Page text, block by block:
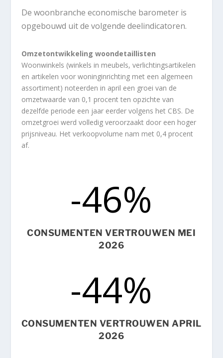
De woonbranche economische barometer is
opgebouwd uit de volgende deelindicatoren.
Omzetontwikkeling woondetaillisten
Woonwinkels (winkels in meubels, verlichtingsartikelen
en artikelen voor woninginrichting met een algemeen
assortiment) noteerden in april een groei van de
omzetwaarde van 0,1 procent ten opzichte van
dezelfde periode een jaar eerder volgens het CBS. De
omzetgroei werd volledig veroorzaakt door een hoger
prijsniveau. Het verkoopvolume nam met 0,4 procent
af.
-46%
CONSUMENTEN VERTROUWEN MEI
2026
-44%
CONSUMENTEN VERTROUWEN APRIL
2026